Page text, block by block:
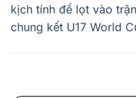
kịch tính để lọt vào trận
chung kết U17 World